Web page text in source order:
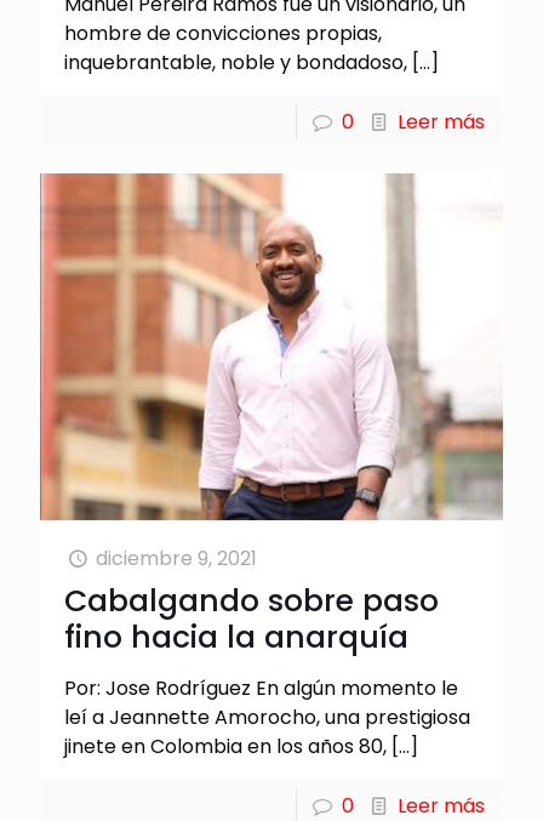
hombre de convicciones propias,
inquebrantable, noble y bondadoso, […]
0 Leer más
diciembre 9, 2021
Cabalgando sobre paso
fino hacia la anarquía
Por: Jose Rodríguez En algún momento le
leí a Jeannette Amorocho, una prestigiosa
jinete en Colombia en los años 80, […]
0 Leer más